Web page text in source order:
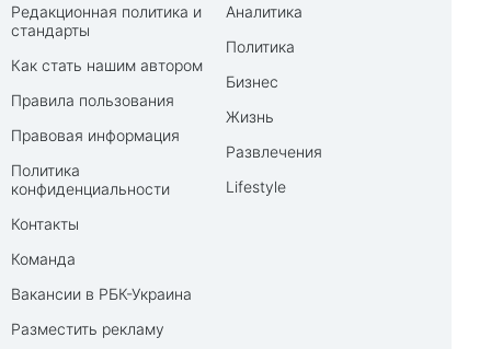
Редакционная политика и
стандарты
Как стать нашим автором
Правила пользования
Правовая информация
Политика
конфиденциальности
Контакты
Команда
Вакансии в РБК-Украина
Разместить рекламу
Аналитика
Политика
Бизнес
Жизнь
Развлечения
Lifestyle